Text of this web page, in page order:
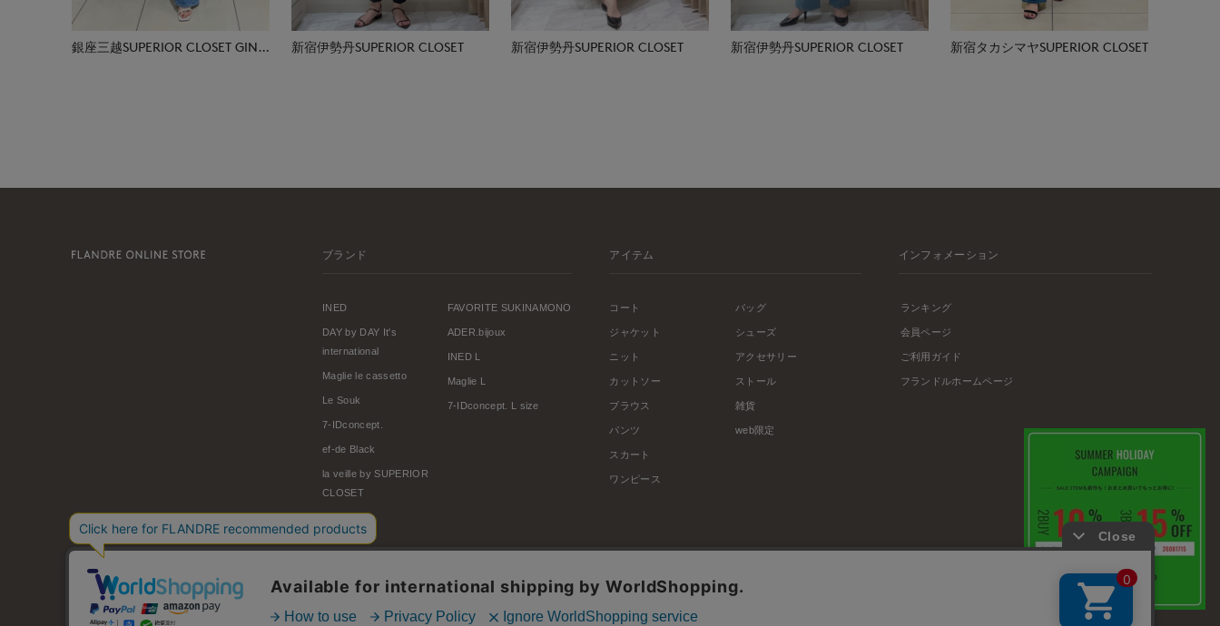
銀座三越SUPERIOR CLOSET GINZA 新宿伊勢丹SUPERIOR CLOSET 新宿伊勢丹SUPERIOR CLOSET 新宿伊勢丹SUPERIOR CLOSET 新宿タカシマヤSUPERIOR CLOSET
ブランド
INED
DAY by DAY It's
international
Maglie le cassetto
Le Souk
7-IDconcept.
ef-de Black
la veille by SUPERIOR
CLOSET
FAVORITE SUKINAMONO
ADER.bijoux
INED L
Maglie L
7-IDconcept. L size
アイテム
コート
ジャケット
ニット
カットソー
ブラウス
パンツ
スカート
ワンピース
バッグ
シューズ
アクセサリー
ストール
雑貨
web限定
インフォメーション
ランキング
会員ページ
ご利用ガイド
フランドルホームページ
© FLANDRE CO., LTD.